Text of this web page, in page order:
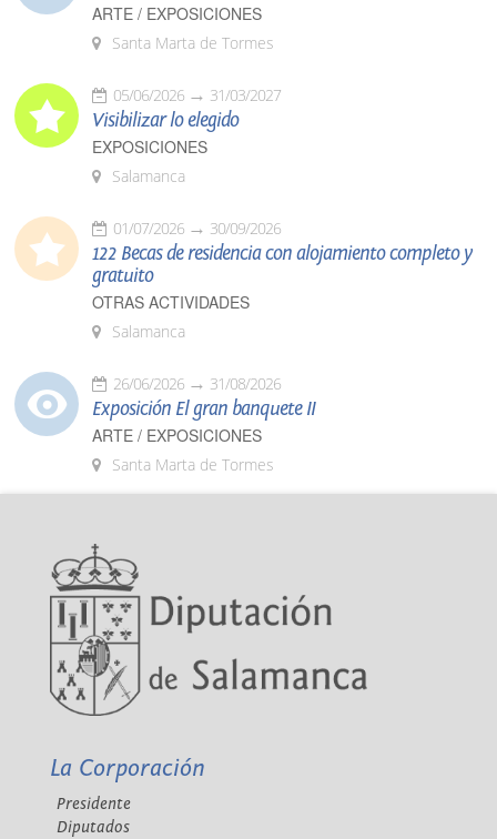
ARTE / EXPOSICIONES
Santa Marta de Tormes
05/06/2026 31/03/2027
Visibilizar lo elegido
EXPOSICIONES
Salamanca
01/07/2026 30/09/2026
122 Becas de residencia con alojamiento completo y
gratuito
OTRAS ACTIVIDADES
Salamanca
26/06/2026 31/08/2026
Exposición El gran banquete II
ARTE / EXPOSICIONES
Santa Marta de Tormes
La Corporación
Presidente
Diputados